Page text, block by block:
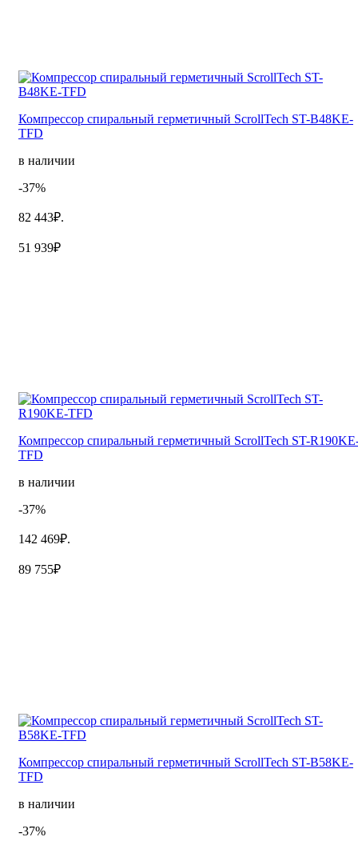
Компрессор спиральный герметичный ScrollTech ST-B48KE-
TFD
в наличии
-37%
82 443₽.
51 939₽
Компрессор спиральный герметичный ScrollTech ST-
TFD
в наличии
-37%
142 469₽.
89 755₽
Компрессор спиральный герметичный ScrollTech ST-B58KE-
TFD
в наличии
-37%